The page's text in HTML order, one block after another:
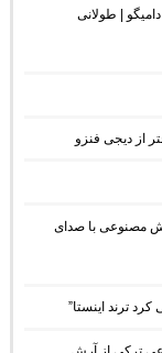
رهام و علی دامیگو | طولانی
از دیجی فنزو
مصنوعی با صدای